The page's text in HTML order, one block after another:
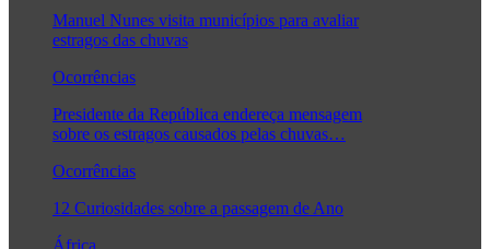
Manuel Nunes visita municípios para avaliar
estragos das chuvas
Ocorrências
Presidente da República endereça mensagem
sobre os estragos causados pelas chuvas…
Ocorrências
12 Curiosidades sobre a passagem de Ano
África